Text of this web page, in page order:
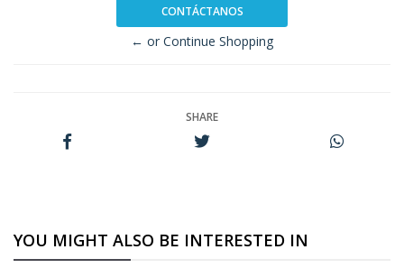
CONTÁCTANOS
← or Continue Shopping
SHARE
YOU MIGHT ALSO BE INTERESTED IN